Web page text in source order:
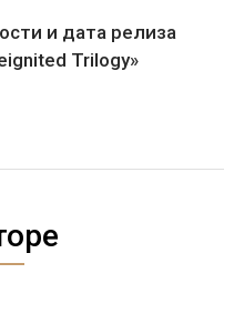
и дата релиза
Trilogy»